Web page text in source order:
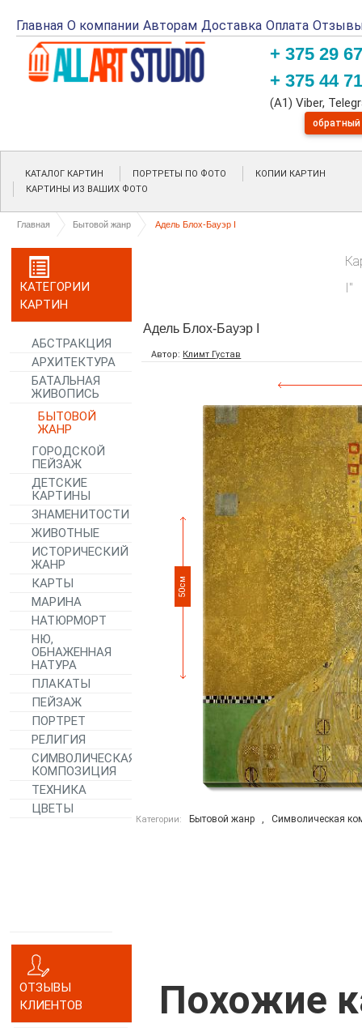
Главная О компании Авторам Доставка Оплата
+ 375 29
+ 375 44
(A1) Viber,
обратный
КАТАЛОГ КАРТИН ПОРТРЕТЫ ПО ФОТО
КОПИИ КАРТИН
КАРТИНЫ ИЗ ВАШИХ ФОТО
Главная Бытовой жанр Адель Блох-Бауэр I
КАТЕГОРИИ
КАРТИН
АБСТРАКЦИЯ
АРХИТЕКТУРА
БАТАЛЬНАЯ
ЖИВОПИСЬ
БЫТОВОЙ
ЖАНР
ГОРОДСКОЙ
ПЕЙЗАЖ
ДЕТСКИЕ
КАРТИНЫ
ЗНАМЕНИТОСТИ
ЖИВОТНЫЕ
ИСТОРИЧЕСКИЙ
ЖАНР
КАРТЫ
МАРИНА
НАТЮРМОРТ
НЮ,
ОБНАЖЕННАЯ
НАТУРА
ПЛАКАТЫ
ПЕЙЗАЖ
ПОРТРЕТ
РЕЛИГИЯ
СИМВОЛИЧЕСКАЯ
КОМПОЗИЦИЯ
ТЕХНИКА
ЦВЕТЫ
ОТЗЫВЫ
КЛИЕНТОВ
I"
Адель Блох-Бауэр I
Автор: Климт Густав
50см
Категории: Бытовой жанр , Символическая
Похожие